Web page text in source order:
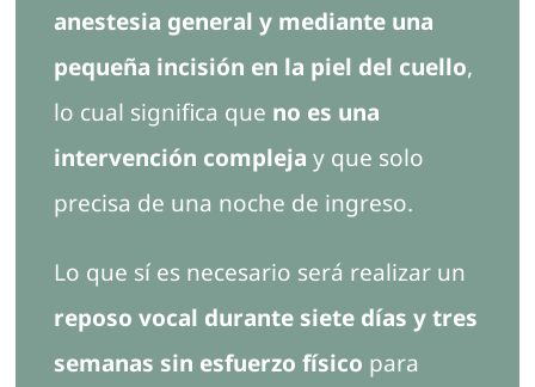
anestesia general y mediante una
pequeña incisión en la piel del cuello,
lo cual significa que no es una
intervención compleja y que solo
precisa de una noche de ingreso.
Lo que sí es necesario será realizar un
reposo vocal durante siete días y tres
semanas sin esfuerzo físico para